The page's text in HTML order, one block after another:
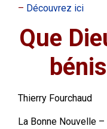
– Découvrez ici
Que
Thierry Fourchaud
La Bonne Nouvelle